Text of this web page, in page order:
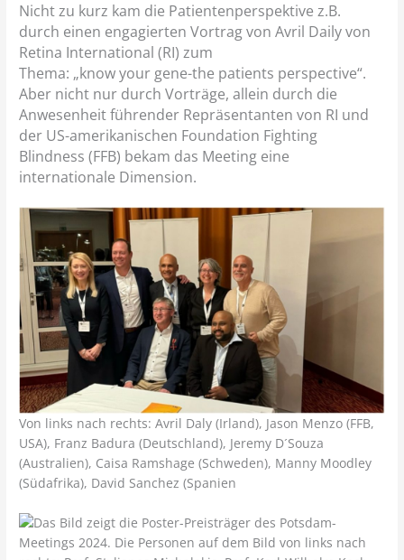
Nicht zu kurz kam die Patientenperspektive z.B.
durch einen engagierten Vortrag von Avril Daily von
Retina International (RI) zum
Thema: „know your gene-the patients perspective“.
Aber nicht nur durch Vorträge, allein durch die
Anwesenheit führender Repräsentanten von RI und
der US-amerikanischen Foundation Fighting
Blindness (FFB) bekam das Meeting eine
internationale Dimension.
Von links nach rechts: Avril Daly (Irland), Jason Menzo (FFB,
USA), Franz Badura (Deutschland), Jeremy D´Souza
(Australien), Caisa Ramshage (Schweden), Manny Moodley
(Südafrika), David Sanchez (Spanien